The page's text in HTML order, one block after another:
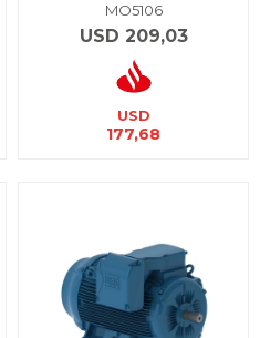
MO5106
USD 209,03
USD
177,68